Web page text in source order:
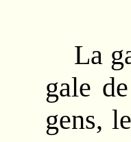
La
gale
gens,